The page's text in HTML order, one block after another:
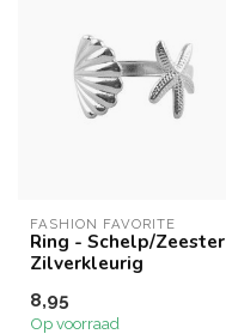
FASHION FAVORITE
Ring - Schelp/Zeester
Zilverkleurig
8,95
Op voorraad